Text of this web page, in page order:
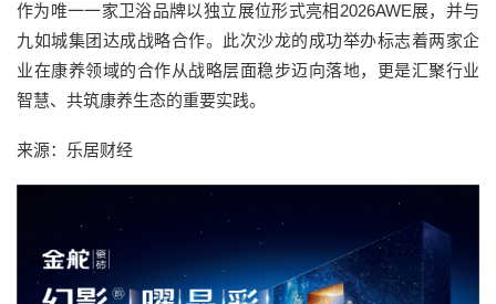
作为唯一一家卫浴品牌以独立展位形式亮相2026AWE展，并与
九如城集团达成战略合作。此次沙龙的成功举办标志着两家企
业在康养领域的合作从战略层面稳步迈向落地，更是汇聚行业
智慧、共筑康养生态的重要实践。
来源：乐居财经